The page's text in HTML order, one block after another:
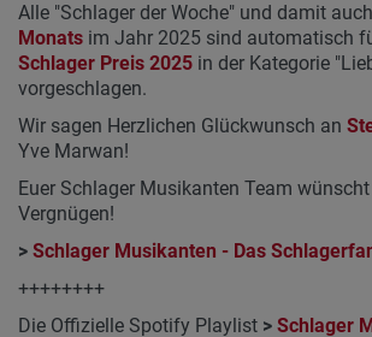
Alle "Schlager der Woche" und damit
Monats im Jahr 2025 sind automatisch
Schlager Preis 2025 in der Kategorie
vorgeschlagen.
Wir sagen Herzlichen Glückwunsch an
Yve Marwan!
Euer Schlager Musikanten Team
Vergnügen!
> Schlager Musikanten - Das
++++++++
Die Offizielle Spotify Playlist > Schlager